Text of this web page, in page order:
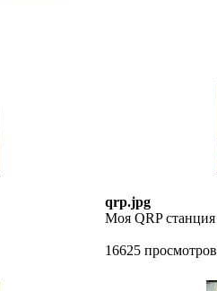
qrp.jpg
Моя QRP станция
16625 просмотров